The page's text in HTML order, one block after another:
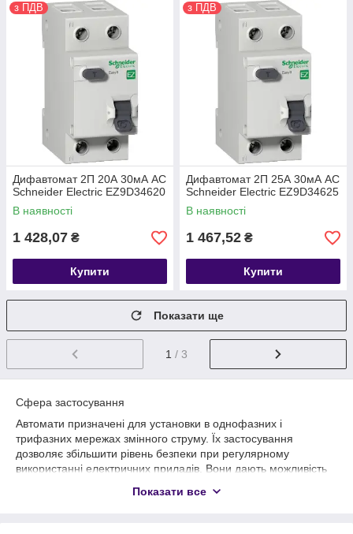
з ПДВ
Дифавтомат 2П 20А 30мА АС
Schneider Electric EZ9D34620
В наявності
1 428,07 ₴
Купити
з ПДВ
Дифавтомат 2П 25А 30мА АС
Schneider Electric EZ9D34625
В наявності
1 467,52 ₴
Купити
Показати ще
1 / 3
Сфера застосування
Автомати призначені для установки в однофазних і
трифазних мережах змінного струму. Їх застосування
дозволяє збільшити рівень безпеки при регулярному
використанні електричних приладів. Вони дають можливість
Показати все